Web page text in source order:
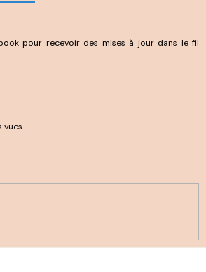
pour recevoir des mises à jour dans le fil
vues